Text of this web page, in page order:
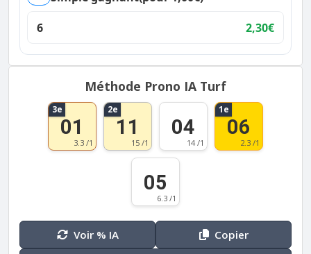
6
2,30€
Méthode Prono IA Turf
3e
01
3.3 /1
2e
11
15 /1
04
14 /1
1e
06
2.3 /1
05
6.3 /1
Voir % IA Copier